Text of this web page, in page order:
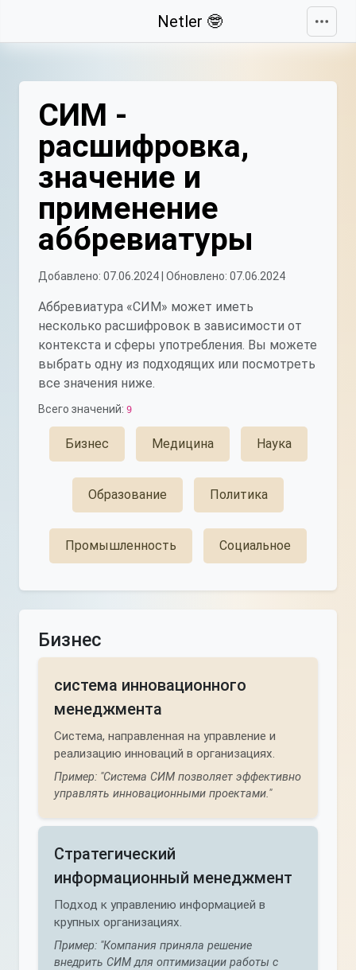
Netler 🤓
СИМ -
расшифровка,
значение и
применение
аббревиатуры
Добавлено: 07.06.2024 | Обновлено: 07.06.2024
Аббревиатура «СИМ» может иметь
несколько расшифровок в зависимости от
контекста и сферы употребления. Вы можете
выбрать одну из подходящих или посмотреть
все значения ниже.
Всего значений: 9
Бизнес Медицина Наука
Образование Политика
Промышленность Социальное
Бизнес
система инновационного
менеджмента
Система, направленная на управление и
реализацию инноваций в организациях.
Пример: "Система СИМ позволяет эффективно
управлять инновационными проектами."
Стратегический
информационный менеджмент
Подход к управлению информацией в
крупных организациях.
Пример: "Компания приняла решение
внедрить СИМ для оптимизации работы с